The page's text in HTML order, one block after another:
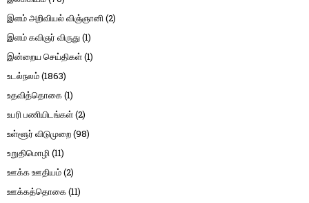
இளம் அறிவியல் விஞ்ஞானி(2)
இளம் கவிஞர் விருது(1)
இன்றைய செய்திகள்(1)
உடல்நலம்(1863)
உதவித்தொகை(1)
உபரி பணியிடங்கள்(2)
உள்ளூர் விடுமுறை(98)
உறுதிமொழி(11)
ஊக்க ஊதியம்(2)
ஊக்கத்தொகை(11)